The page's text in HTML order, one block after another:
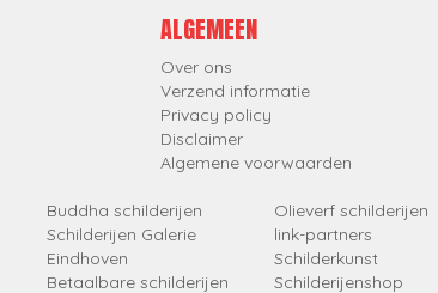
ALGEMEEN
Over ons
Verzend informatie
Privacy policy
Disclaimer
Algemene voorwaarden
Buddha schilderijen
Schilderijen Galerie
Eindhoven
Betaalbare schilderijen
Olieverf schilderijen
link-partners
Schilderkunst
Schilderijenshop